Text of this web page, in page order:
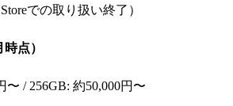
での取り扱い終了）
点）
〜 / 256GB: 約50,000円〜